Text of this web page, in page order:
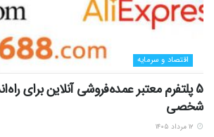
اقتصاد و سرمایه
5 پلتفرم معتبر عمده‌فروشی آنلاین برای
شخصی